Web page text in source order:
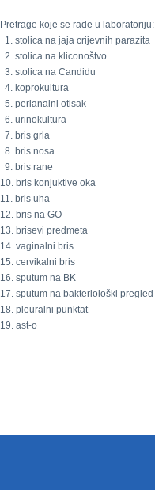
Pretrage koje se rade u laboratoriju:
1. stolica na jaja crijevnih parazita
2. stolica na kliconoštvo
3. stolica na Candidu
4. koprokultura
5. perianalni otisak
6. urinokultura
7. bris grla
8. bris nosa
9. bris rane
10. bris konjuktive oka
11. bris uha
12. bris na GO
13. brisevi predmeta
14. vaginalni bris
15. cervikalni bris
16. sputum na BK
17. sputum na bakteriološki pregled
18. pleuralni punktat
19. ast-o